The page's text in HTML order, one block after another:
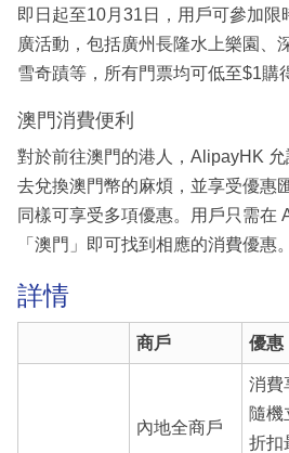
即日起至10月31日，用戶可參加限
廣活動，包括廣州長隆水上樂園、
雪奇蹟等，所有門票均可低至$1購
澳門消費便利
對於前往澳門的港人，AlipayHK
去兌換澳門幣的麻煩，並享受優惠
同樣可享受多項優惠。用戶只需在
「澳門」即可找到相應的消費優惠。
詳情
商戶 優惠
內地全商戶
消費
隨機
折扣